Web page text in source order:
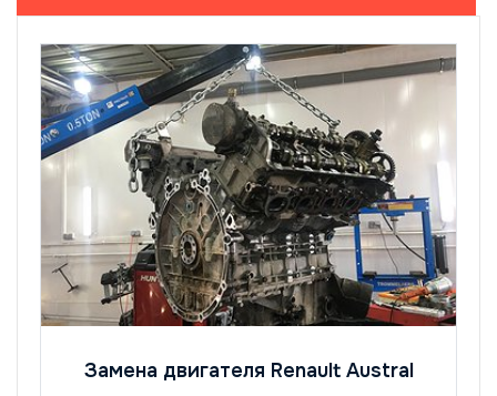
Замена двигателя Renault Austral